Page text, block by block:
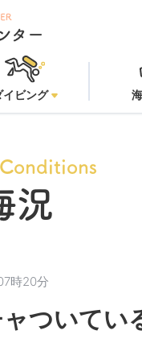
イビング
況
時20分
ついてい